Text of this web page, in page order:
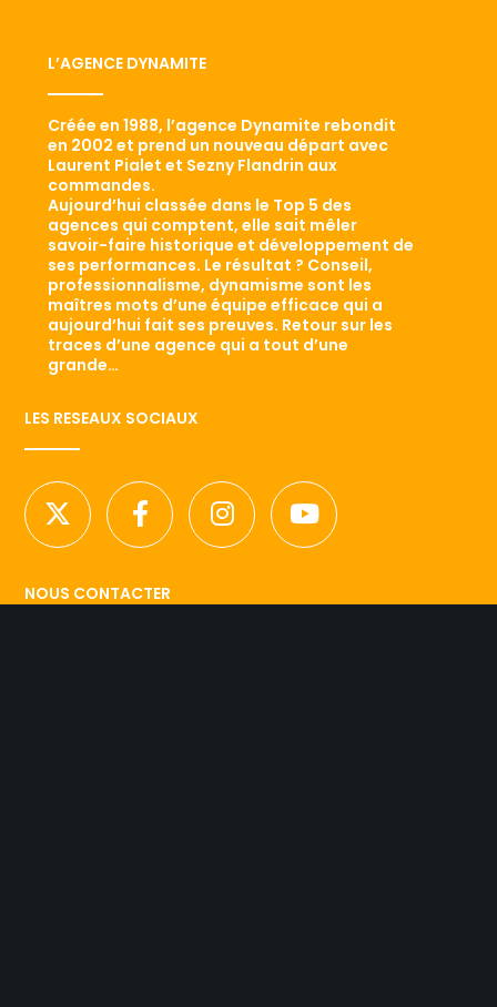
L’AGENCE DYNAMITE
Créée en 1988, l’agence Dynamite rebondit
en 2002 et prend un nouveau départ avec
Laurent Pialet et Sezny Flandrin aux
commandes.
Aujourd’hui classée dans le Top 5 des
agences qui comptent, elle sait mêler
savoir-faire historique et développement de
ses performances. Le résultat ? Conseil,
professionnalisme, dynamisme sont les
maîtres mots d’une équipe efficace qui a
aujourd’hui fait ses preuves. Retour sur les
traces d’une agence qui a tout d’une
grande…
LES RESEAUX SOCIAUX
NOUS CONTACTER